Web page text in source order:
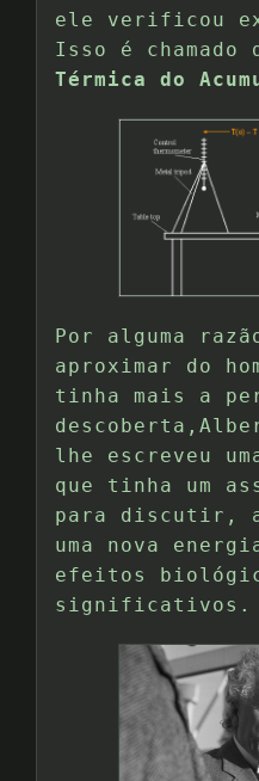
ele verificou
Isso é chamado
Térmica do
Por alguma
aproximar do
tinha mais a
lhe escreveu
que tinha um
para discutir, a
uma nova
efeitos
significativos.